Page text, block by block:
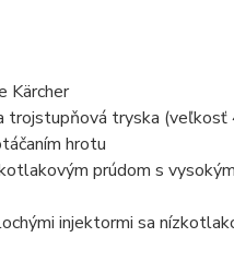
Kärcher
trojstupňová tryska (veľkosť
hrotu
prúdom s
injektormi sa